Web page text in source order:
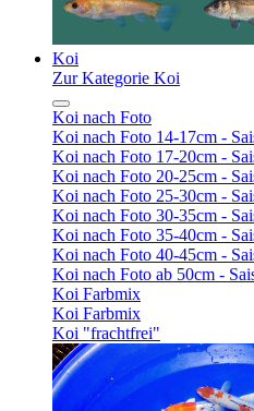
Koi
Zur Kategorie Koi
Koi nach Foto
Koi nach Foto 14-17cm -
Koi nach Foto 17-20cm -
Koi nach Foto 20-25cm -
Koi nach Foto 25-30cm -
Koi nach Foto 30-35cm -
Koi nach Foto 35-40cm -
Koi nach Foto 40-45cm -
Koi nach Foto ab 50cm -
Koi Farbmix
Koi Farbmix
Koi "frachtfrei"